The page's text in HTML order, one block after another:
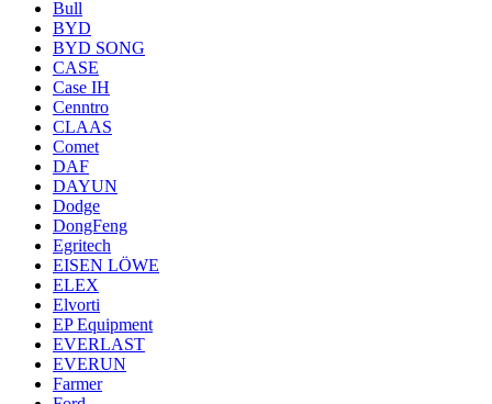
Bull
BYD
BYD SONG
CASE
Case IH
Cenntro
CLAAS
Comet
DAF
DAYUN
Dodge
DongFeng
Egritech
EISEN LÖWE
ELEX
Elvorti
EP Equipment
EVERLAST
EVERUN
Farmer